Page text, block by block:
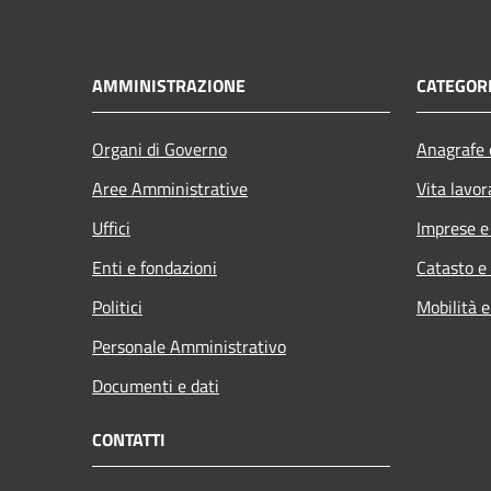
AMMINISTRAZIONE
Organi di Governo
Aree Amministrative
Uffici
Enti e fondazioni
Politici
Personale Amministrativo
Documenti e dati
Vita
Imprese
Catasto
Mobilità
CONTATTI